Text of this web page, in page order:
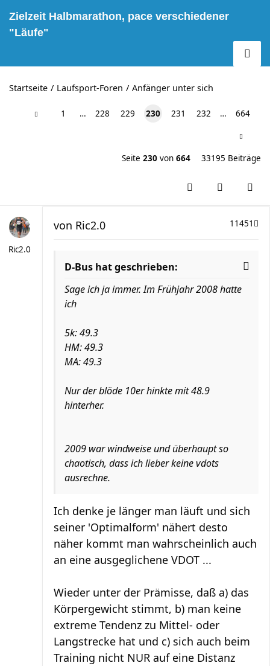
Zielzeit Halbmarathon, pace verschiedener
"Läufe"
Startseite Laufsport-Foren Anfänger unter sich
1 … 228 229 230 231 232 … 664
Seite 230 von 664 33195 Beiträge
Ric2.0
11451
von Ric2.0
D-Bus hat geschrieben:
Sage ich ja immer. Im Frühjahr 2008 hatte
ich
5k: 49.3
HM: 49.3
MA: 49.3
Nur der blöde 10er hinkte mit 48.9
hinterher.
2009 war windweise und überhaupt so
chaotisch, dass ich lieber keine vdots
ausrechne.
Ich denke je länger man läuft und sich
seiner 'Optimalform' nähert desto
näher kommt man wahrscheinlich auch
an eine ausgeglichene VDOT ...
Wieder unter der Prämisse, daß a) das
Körpergewicht stimmt, b) man keine
extreme Tendenz zu Mittel- oder
Langstrecke hat und c) sich auch beim
Training nicht NUR auf eine Distanz